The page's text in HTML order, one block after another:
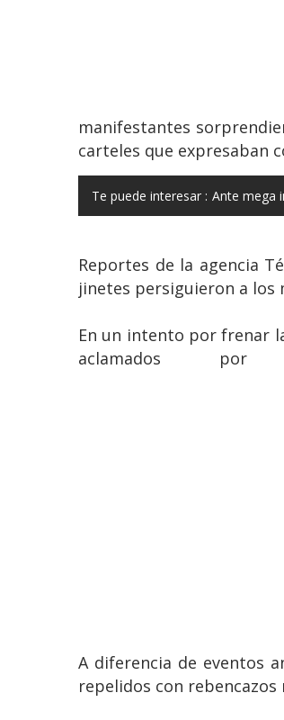
manifestantes
carteles que expresaban
Te puede interesar : Ante mega
Reportes de la agencia
jinetes persiguieron a los
En un intento por frenar
aclamados
A diferencia de eventos
repelidos con